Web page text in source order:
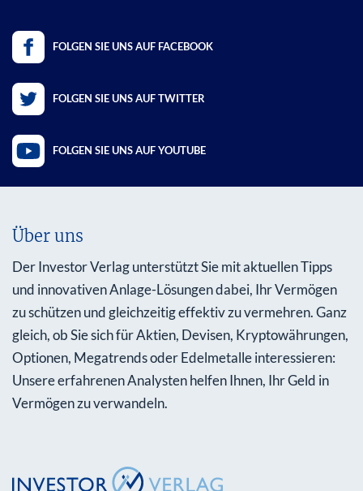
FOLGEN SIE UNS AUF FACEBOOK
FOLGEN SIE UNS AUF TWITTER
FOLGEN SIE UNS AUF YOUTUBE
Über uns
Der Investor Verlag unterstützt Sie mit aktuellen Tipps
und innovativen Anlage-Lösungen dabei, Ihr Vermögen
zu schützen und gleichzeitig effektiv zu vermehren. Ganz
gleich, ob Sie sich für Aktien, Devisen, Kryptowährungen,
Optionen, Megatrends oder Edelmetalle interessieren:
Unsere erfahrenen Analysten helfen Ihnen, Ihr Geld in
Vermögen zu verwandeln.